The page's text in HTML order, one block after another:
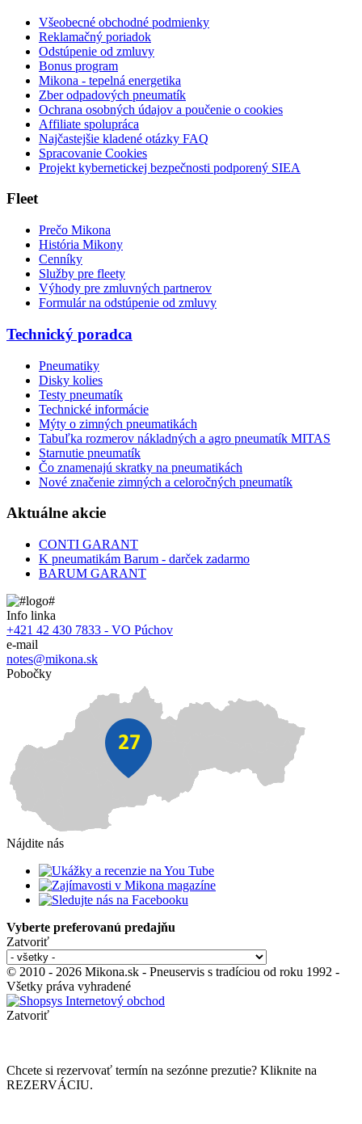
Všeobecné obchodné podmienky
Reklamačný poriadok
Odstúpenie od zmluvy
Bonus program
Mikona - tepelná energetika
Zber odpadových pneumatík
Ochrana osobných údajov a poučenie o cookies
Affiliate spolupráca
Najčastejšie kladené otázky FAQ
Spracovanie Cookies
Projekt kybernetickej bezpečnosti podporený SIEA
Fleet
Prečo Mikona
História Mikony
Cenníky
Služby pre fleety
Výhody pre zmluvných partnerov
Formulár na odstúpenie od zmluvy
Technický poradca
Pneumatiky
Disky kolies
Testy pneumatík
Technické informácie
Mýty o zimných pneumatikách
Tabuľka rozmerov nákladných a agro pneumatík MITAS
Starnutie pneumatík
Čo znamenajú skratky na pneumatikách
Nové značenie zimných a celoročných pneumatík
Aktuálne akcie
CONTI GARANT
K pneumatikám Barum - darček zadarmo
BARUM GARANT
Info linka
+421 42 430 7833 - VO Púchov
e-mail
notes@mikona.sk
Pobočky
Nájdite nás
Vyberte preferovanú predajňu
Zatvoriť
© 2010 - 2026 Mikona.sk - Pneuservis s tradíciou od roku 1992 -
Všetky práva vyhradené
Zatvoriť
Chcete si rezervovať termín na sezónne prezutie? Kliknite na
REZERVÁCIU.